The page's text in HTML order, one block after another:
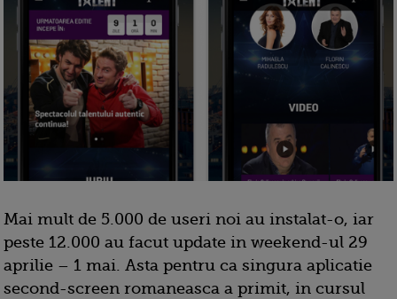
Mai mult de 5.000 de useri noi au instalat-o, iar
peste 12.000 au facut update in weekend-ul 29
aprilie – 1 mai. Asta pentru ca singura aplicatie
second-screen romaneasca a primit, in cursul